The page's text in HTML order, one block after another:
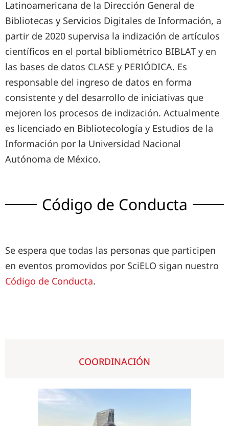
Latinoamericana de la Dirección General de
Bibliotecas y Servicios Digitales de Información, a
partir de 2020 supervisa la indización de artículos
científicos en el portal bibliométrico BIBLAT y en
las bases de datos CLASE y PERIÓDICA. Es
responsable del ingreso de datos en forma
consistente y del desarrollo de iniciativas que
mejoren los procesos de indización. Actualmente
es licenciado en Bibliotecología y Estudios de la
Información por la Universidad Nacional
Autónoma de México.
Código de Conducta
Se espera que todas las personas que participen
en eventos promovidos por SciELO sigan nuestro
Código de Conducta.
COORDINACIÓN